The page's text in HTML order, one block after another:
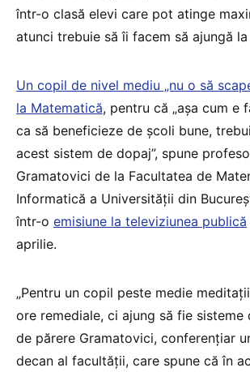
într-o clasă elevi care pot atinge
atunci trebuie să îi facem să ajungă la
Un copil de nivel mediu „nu o să
la Matematică, pentru că „așa cum e
ca să beneficieze de școli bune,
acest sistem de dopaj”, spune
Gramatovici de la Facultatea de
Informatică a Universității din
într-o emisiune la televiziunea publică
aprilie.
„Pentru un copil peste medie
ore remediale, ci ajung să fie sisteme
de părere Gramatovici, conferențiar
decan al facultății, care spune că în